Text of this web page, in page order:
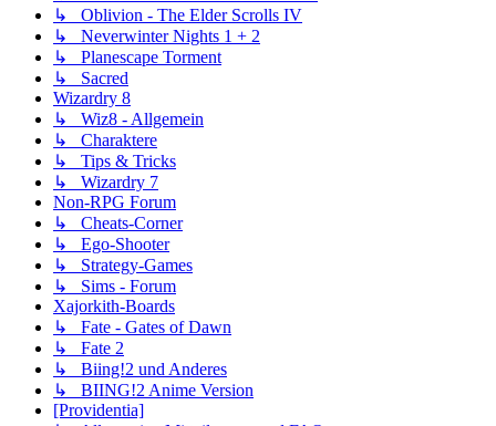
↳ Oblivion - The Elder Scrolls IV
↳ Neverwinter Nights 1 + 2
↳ Planescape Torment
↳ Sacred
Wizardry 8
↳ Wiz8 - Allgemein
↳ Charaktere
↳ Tips & Tricks
↳ Wizardry 7
Non-RPG Forum
↳ Cheats-Corner
↳ Ego-Shooter
↳ Strategy-Games
↳ Sims - Forum
Xajorkith-Boards
↳ Fate - Gates of Dawn
↳ Fate 2
↳ Biing!2 und Anderes
↳ BIING!2 Anime Version
[Providentia]